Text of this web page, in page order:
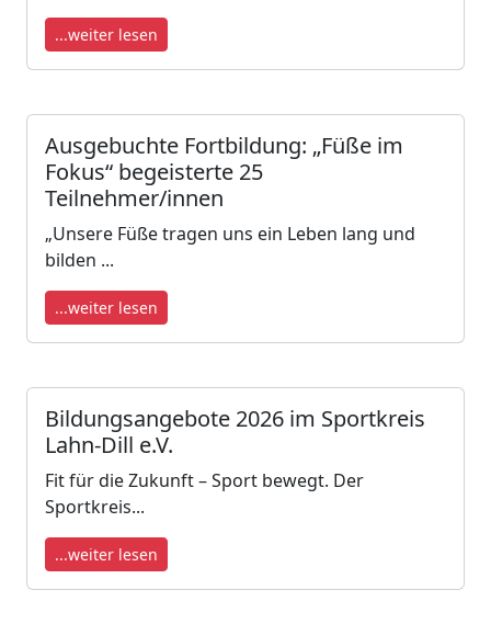
...weiter lesen
Ausgebuchte Fortbildung: „Füße im
Fokus“ begeisterte 25
Teilnehmer/innen
„Unsere Füße tragen uns ein Leben lang und
bilden ...
...weiter lesen
Bildungsangebote 2026 im Sportkreis
Lahn-Dill e.V.
Fit für die Zukunft – Sport bewegt. Der
Sportkreis...
...weiter lesen